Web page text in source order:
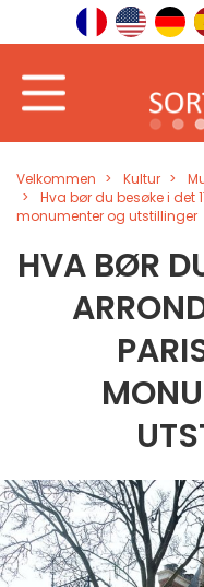
Velkommen Kultur
Hva bør du besøke i det
monumenter og utstillinger
HVA BØR